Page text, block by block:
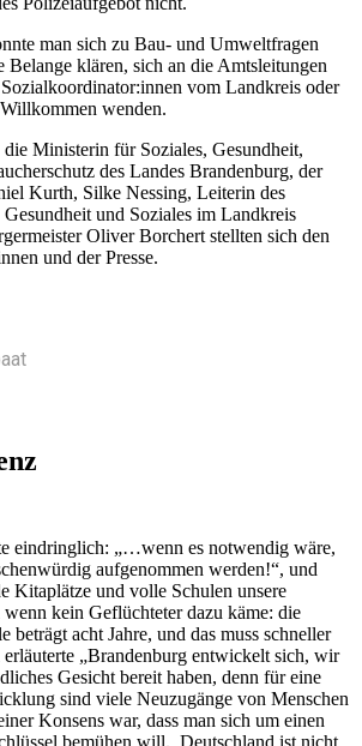
man sich zu Bau- und Umweltfragen
Belange klären, sich an die Amtsleitungen
vom Landkreis oder
wenden.
Ministerin für Soziales, Gesundheit,
des Landes Brandenburg, der
Kurth, Silke Nessing, Leiterin des
und Soziales im Landkreis
Oliver Borchert stellten sich den
und der Presse.
eindringlich: „…wenn es notwendig wäre,
aufgenommen werden!“, und
Kitaplätze und volle Schulen unsere
kein Geflüchteter dazu käme: die
beträgt acht Jahre, und das muss schneller
„Brandenburg entwickelt sich, wir
Gesicht bereit haben, denn für eine
sind viele Neuzugänge von Menschen
Konsens war, dass man sich um einen
bemühen will. Deutschland ist nicht